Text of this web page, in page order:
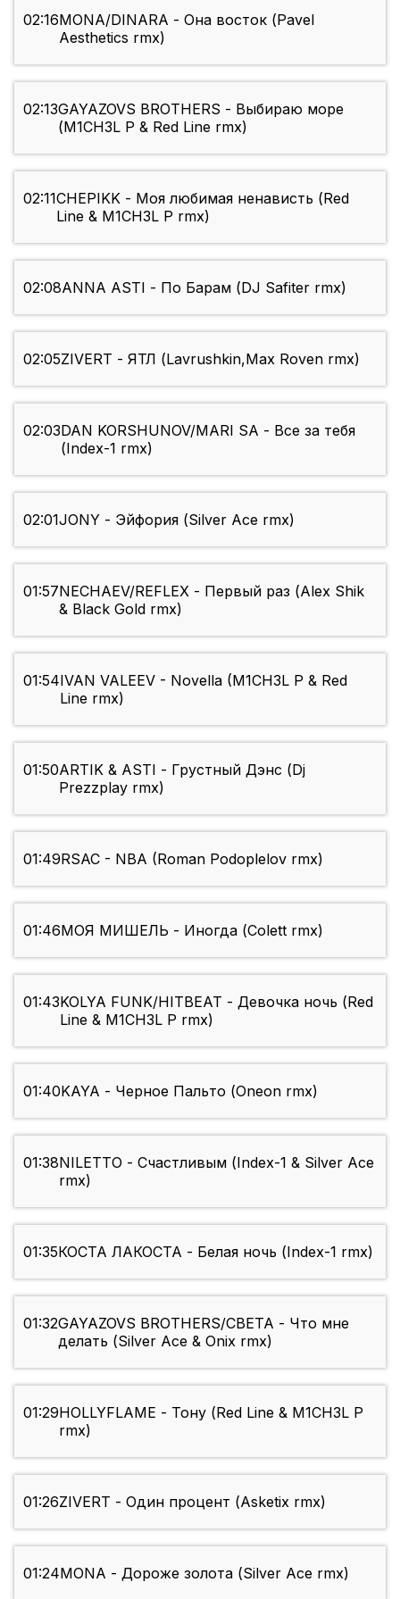
02:16MONA/DINARA - Она восток (Pavel
Aesthetics rmx)
02:13GAYAZOVS BROTHERS - Выбираю море
(M1CH3L P & Red Line rmx)
02:11CHEPIKK - Моя любимая ненависть (Red
Line & M1CH3L P rmx)
02:08ANNA ASTI - По Барам (DJ Safiter rmx)
02:05ZIVERT - ЯТЛ (Lavrushkin,Max Roven rmx)
02:03DAN KORSHUNOV/MARI SA - Все за тебя
(Index-1 rmx)
02:01JONY - Эйфория (Silver Ace rmx)
01:57NECHAEV/REFLEX - Первый раз (Alex Shik
& Black Gold rmx)
01:54IVAN VALEEV - Novella (M1CH3L P & Red
Line rmx)
01:50ARTIK & ASTI - Грустный Дэнс (Dj
Prezzplay rmx)
01:49RSAC - NBA (Roman Podoplelov rmx)
01:46МОЯ МИШЕЛЬ - Иногда (Colett rmx)
01:43KOLYA FUNK/HITBEAT - Девочка ночь (Red
Line & M1CH3L P rmx)
01:40KAYA - Черное Пальто (Oneon rmx)
01:38NILETTO - Счастливым (Index-1 & Silver Ace
rmx)
01:35КОСТА ЛАКОСТА - Белая ночь (Index-1 rmx)
01:32GAYAZOVS BROTHERS/СВЕТА - Что мне
делать (Silver Ace & Onix rmx)
01:29HOLLYFLAME - Тону (Red Line & M1CH3L P
rmx)
01:26ZIVERT - Один процент (Asketix rmx)
01:24MONA - Дороже золота (Silver Ace rmx)